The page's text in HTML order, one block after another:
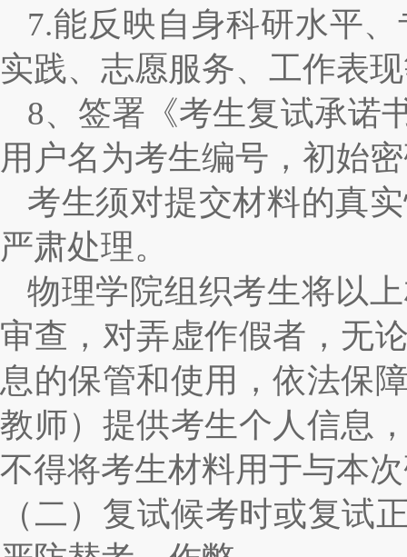
7.能反映自身科研水平
实践、志愿服务、工作表
8、签署《考生复试承诺
用户名为考生编号，初始
考生须对提交材料的真
严肃处理。
物理学院组织考生将以
审查，对弄虚作假者，无
息的保管和使用，依法保
教师）提供考生个人信息
不得将考生材料用于与本
（二）复试候考时或复试